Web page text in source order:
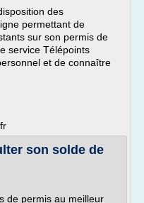
des
permettant de
sur son permis de
service Télépoints
et de connaître
son solde de
de permis au meilleur